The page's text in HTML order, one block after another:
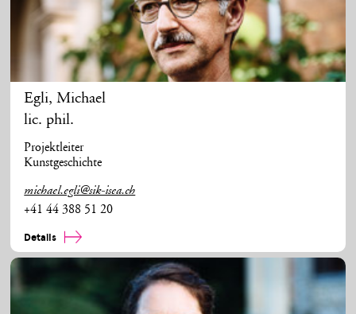
Egli,Michael
lic. phil.
Projektleiter
Kunstgeschichte
michael.egli@sik-isea.ch
+41 44 388 51 20
Details